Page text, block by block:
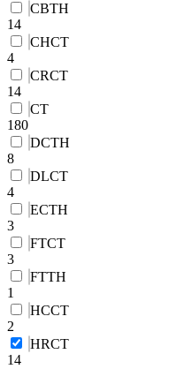
CBTH
14
CHCT
4
CRCT
14
CT
180
DCTH
8
DLCT
4
ECTH
3
FTCT
3
FTTH
1
HCCT
2
HRCT
14